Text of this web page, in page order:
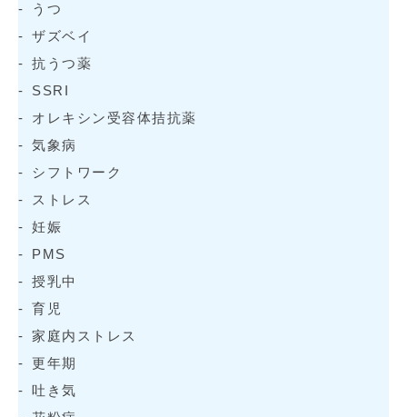
うつ
ザズベイ
抗うつ薬
SSRI
オレキシン受容体拮抗薬
気象病
シフトワーク
ストレス
妊娠
PMS
授乳中
育児
家庭内ストレス
更年期
吐き気